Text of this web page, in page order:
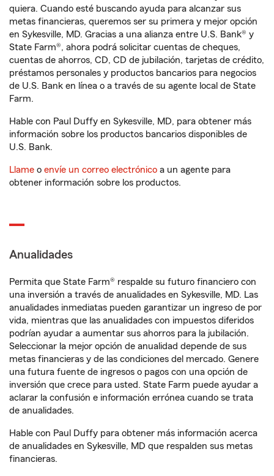
quiera. Cuando esté buscando ayuda para alcanzar sus
metas financieras, queremos ser su primera y mejor opción
en Sykesville, MD. Gracias a una alianza entre U.S. Bank® y
State Farm®, ahora podrá solicitar cuentas de cheques,
cuentas de ahorros, CD, CD de jubilación, tarjetas de crédito,
préstamos personales y productos bancarios para negocios
de U.S. Bank en línea o a través de su agente local de State
Farm.
Hable con Paul Duffy en Sykesville, MD, para obtener más
información sobre los productos bancarios disponibles de
U.S. Bank.
Llame o envíe un correo electrónico a un agente para
obtener información sobre los productos.
Anualidades
Permita que State Farm® respalde su futuro financiero con
una inversión a través de anualidades en Sykesville, MD. Las
anualidades inmediatas pueden garantizar un ingreso de por
vida, mientras que las anualidades con impuestos diferidos
podrían ayudar a aumentar sus ahorros para la jubilación.
Seleccionar la mejor opción de anualidad depende de sus
metas financieras y de las condiciones del mercado. Genere
una futura fuente de ingresos o pagos con una opción de
inversión que crece para usted. State Farm puede ayudar a
aclarar la confusión e información errónea cuando se trata
de anualidades.
Hable con Paul Duffy para obtener más información acerca
de anualidades en Sykesville, MD que respalden sus metas
financieras.